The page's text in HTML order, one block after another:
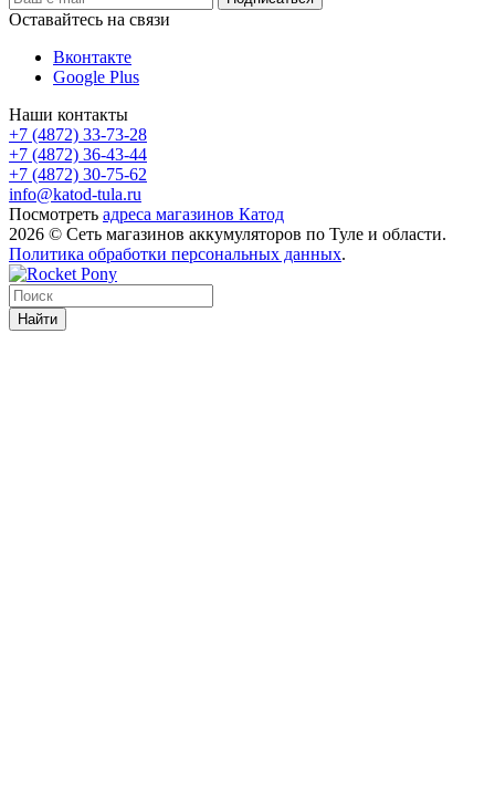
Оставайтесь на связи
Вконтакте
Google Plus
Наши контакты
+7 (4872) 33-73-28
+7 (4872) 36-43-44
+7 (4872) 30-75-62
info@katod-tula.ru
Посмотреть адреса магазинов Катод
2026 © Сеть магазинов аккумуляторов по Туле и области.
Политика обработки персональных данных.
Найти